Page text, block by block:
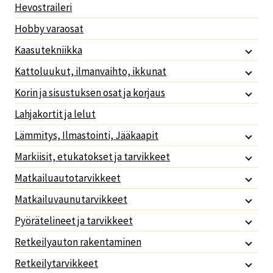
Hevostraileri
Hobby varaosat
Kaasutekniikka
Kattoluukut, ilmanvaihto, ikkunat
Korin ja sisustuksen osat ja korjaus
Lahjakortit ja lelut
Lämmitys, Ilmastointi, Jääkaapit
Markiisit, etukatokset ja tarvikkeet
Matkailuautotarvikkeet
Matkailuvaunutarvikkeet
Pyörätelineet ja tarvikkeet
Retkeilyauton rakentaminen
Retkeilytarvikkeet